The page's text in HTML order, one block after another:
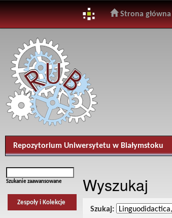
navigation
Strona główna
Repozytorium Uniwersytetu w Białymstoku
Szukanie zaawansowane
Zespoły i Kolekcje
Wyszukaj
Szukaj: